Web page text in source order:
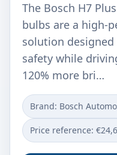
The Bosch H7
bulbs are a high-
solution
safety while
120% more bri…
Brand: Bosch
Price reference: